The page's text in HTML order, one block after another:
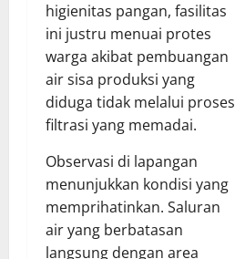
higienitas pangan, fasilitas
ini justru menuai protes
warga akibat pembuangan
air sisa produksi yang
diduga tidak melalui proses
filtrasi yang memadai.
Observasi di lapangan
menunjukkan kondisi yang
memprihatinkan. Saluran
air yang berbatasan
langsung dengan area